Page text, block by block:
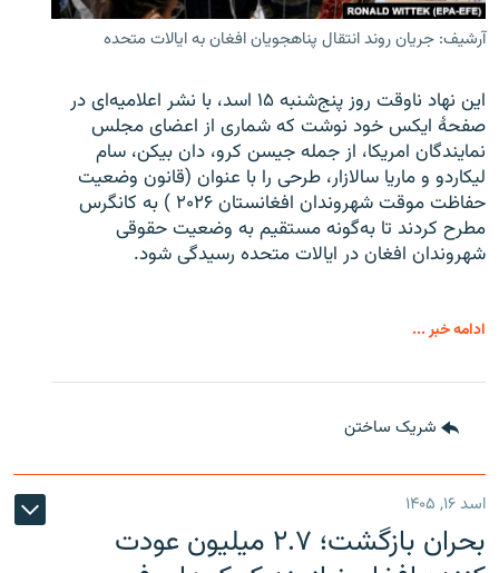
آرشیف: جریان روند انتقال پناهجویان افغان به ایالات متحده
این نهاد ناوقت روز پنج‌شنبه ۱۵ اسد، با نشر اعلامیه‌ای در
صفحۀ ایکس خود نوشت که شماری از اعضای مجلس
نمایندگان امریکا، از جمله جیسن کرو، دان بیکن، سام
لیکاردو و ماریا سالازار، طرحی را با عنوان (قانون وضعیت
حفاظت موقت شهروندان افغانستان ۲۰۲۶ ) به کانگرس
مطرح کردند تا به‌گونه مستقیم به وضعیت حقوقی
شهروندان افغان در ایالات متحده رسیدگی شود.
ادامه خبر ...
شریک ساختن
اسد ۱۶, ۱۴۰۵
بحران بازگشت؛ ۲.۷ میلیون عودت